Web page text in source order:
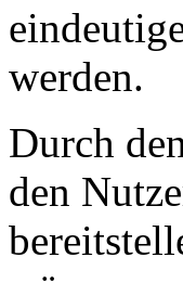
werden.
Durch
den